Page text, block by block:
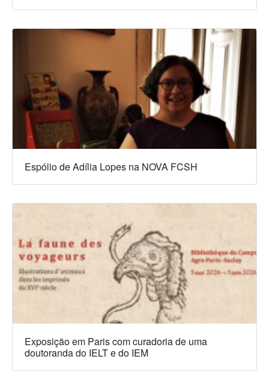
Espólio de Adília Lopes na NOVA FCSH
Exposição em Paris com curadoria de uma
doutoranda do IELT e do IEM